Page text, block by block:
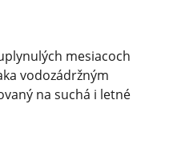
mesiacoch
vodozádržným
na suchá i letné